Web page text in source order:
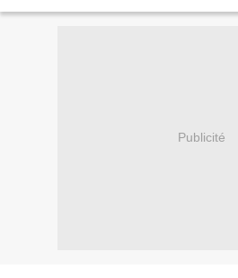
Publicité